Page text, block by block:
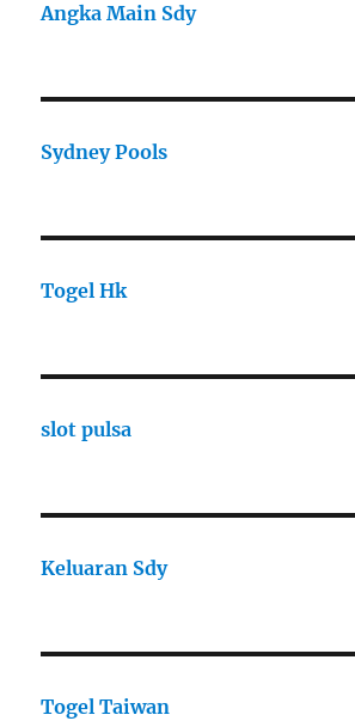
Angka Main Sdy
Sydney Pools
Togel Hk
slot pulsa
Keluaran Sdy
Togel Taiwan